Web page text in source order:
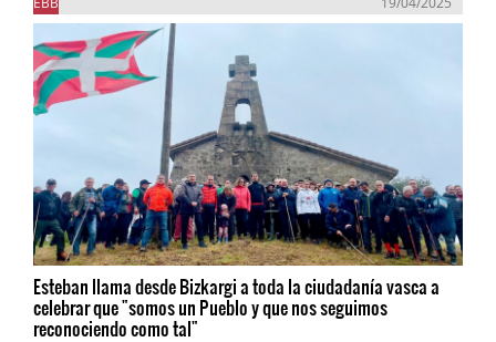
Esteban llama desde Bizkargi a toda la ciudadanía vasca a
celebrar que "somos un Pueblo y que nos seguimos
reconociendo como tal"